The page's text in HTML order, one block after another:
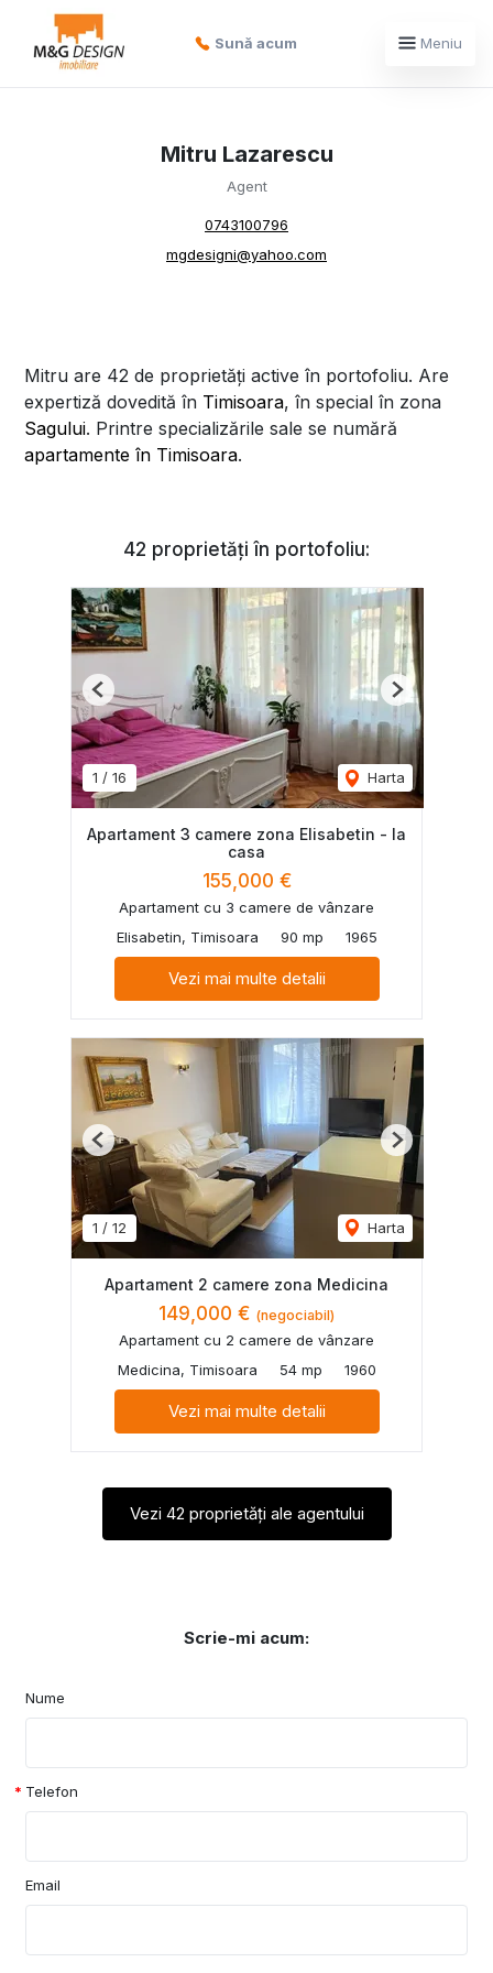
Sună acum Meniu
Mitru Lazarescu
Agent
0743100796
mgdesigni@yahoo.com
Mitru are 42 de proprietăți active în portofoliu. Are
expertiză dovedită în Timisoara, în special în zona
Sagului. Printre specializările sale se numără
apartamente în Timisoara.
42 proprietăți în portofoliu:
1 / 16 Harta
Previous Next
Apartament 3 camere zona Elisabetin - la
casa
155,000 €
Apartament cu 3 camere de vânzare
Elisabetin, Timisoara
90 mp 1965
Vezi mai multe detalii
1 / 12 Harta
Previous Next
Apartament 2 camere zona Medicina
149,000 € (negociabil)
Apartament cu 2 camere de vânzare
Medicina, Timisoara
54 mp 1960
Vezi mai multe detalii
Vezi 42 proprietăți ale agentului
Scrie-mi acum:
Nume
Telefon
Email